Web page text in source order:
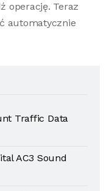
operację. Teraz
automatycznie
Traffic Data
AC3 Sound